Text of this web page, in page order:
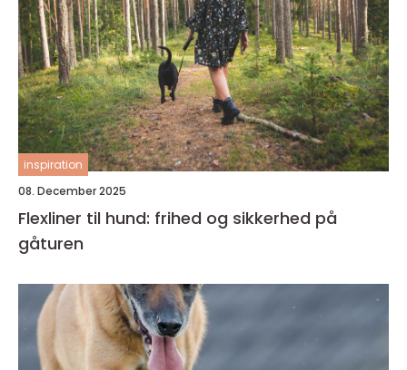
inspiration
08. December 2025
Flexliner til hund: frihed og sikkerhed på
gåturen